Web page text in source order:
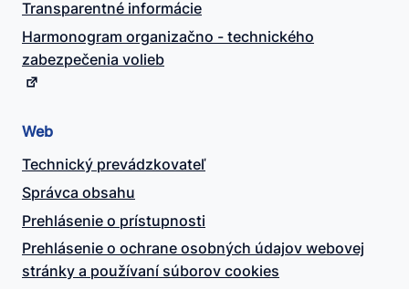
Transparentné informácie
Harmonogram organizačno - technického
zabezpečenia volieb
Web
Technický prevádzkovateľ
Správca obsahu
Prehlásenie o prístupnosti
Prehlásenie o ochrane osobných údajov webovej
stránky a používaní súborov cookies